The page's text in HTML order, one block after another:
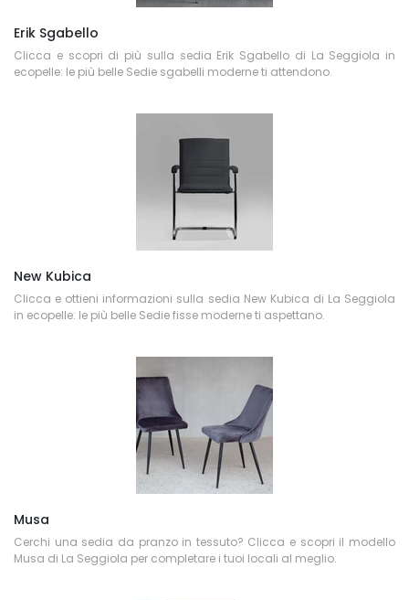
Erik Sgabello
Clicca e scopri di più sulla sedia Erik Sgabello di La Seggiola in
ecopelle: le più belle Sedie sgabelli moderne ti attendono.
New Kubica
Clicca e ottieni informazioni sulla sedia New Kubica di La Seggiola
in ecopelle: le più belle Sedie fisse moderne ti aspettano.
Musa
Cerchi una sedia da pranzo in tessuto? Clicca e scopri il modello
Musa di La Seggiola per completare i tuoi locali al meglio.